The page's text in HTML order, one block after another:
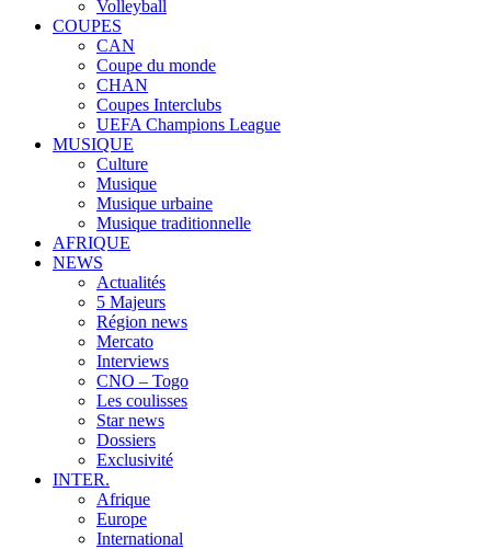
Volleyball
COUPES
CAN
Coupe du monde
CHAN
Coupes Interclubs
UEFA Champions League
MUSIQUE
Culture
Musique
Musique urbaine
Musique traditionnelle
AFRIQUE
NEWS
Actualités
5 Majeurs
Région news
Mercato
Interviews
CNO – Togo
Les coulisses
Star news
Dossiers
Exclusivité
INTER.
Afrique
Europe
International